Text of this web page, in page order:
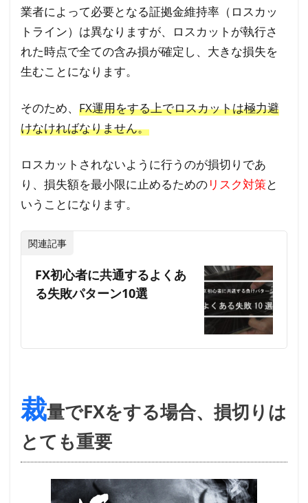
損切
り設
定の
ない
FX
売買
は危
の
か？
3.1
売買
中の
含み
で損
が良
い
4
業者によって必要となる証拠金維持率（ロスカッ
トライン）は異なりますが、ロスカットが執行さ
れた時点で全ての含み損が確定し、大きな損失を
生むことになります。
そのため、 FX運用をする上でロスカットは極力避
けなければなりません。
ロスカットされないように行うのが損切りであ
り、損失額を最小限に止めるためのリスク対策と
いうことになります。
関連記事
FX初心者に共通するよくあ
る失敗パターン10選
裁量でFXをする場合、損切りは
とても重要